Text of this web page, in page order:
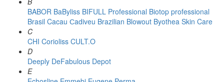
BABOR BaByliss BIFULL Professional Biotop professional
Brasil Cacau Сadiveu Brazilian Blowout Byothea Skin Care
C
CHI Corioliss CULT.O
D
Deeply DeFabulous Depot
E